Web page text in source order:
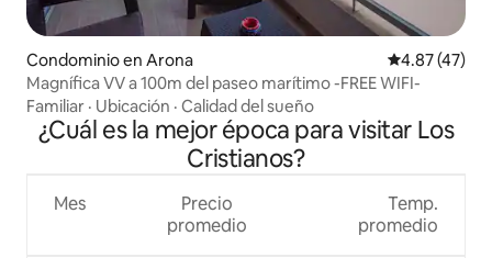
Condominio en Arona Calificación
4.87 (47)
Magnífica VV a 100m del paseo marítimo -FREE WIFI-
Familiar · Ubicación · Calidad del sueño
¿Cuál es la mejor época para visitar Los
Cristianos?
Mes
Precio
promedio
Temp.
promedio